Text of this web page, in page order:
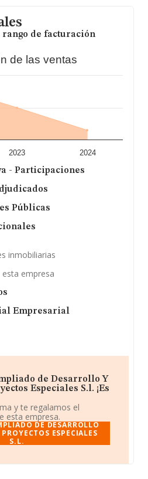
rango de facturación
de las ventas
2023 2024
- Participaciones
Públicas
inmobiliarias
empresa
Empresarial
de Desarrollo Y
Especiales S.l. ¡Es
y te regalamos el
esta empresa.
DE DESARROLLO
ESPECIALES
S.L.